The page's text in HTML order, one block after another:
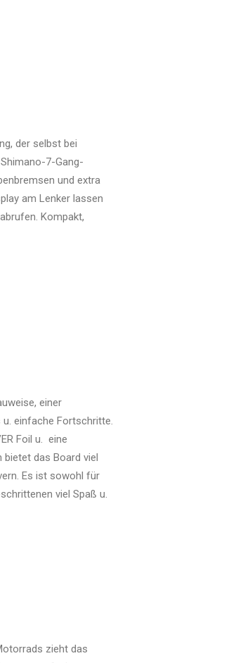
der selbst bei
7-Gang-
und extra
am Lenker lassen
Kompakt,
einer
einfache Fortschritte.
Foil u. eine
das Board viel
Es ist sowohl für
viel Spaß u.
zieht das